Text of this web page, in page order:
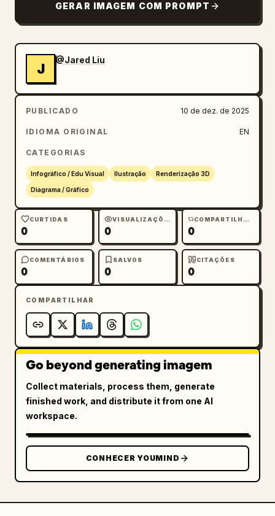
GERAR IMAGEM COM PROMPT
J
@Jared Liu
PUBLICADO 10 de dez. de 2025
IDIOMA ORIGINAL EN
CATEGORIAS
Infográfico / Edu Visual Ilustração Renderização 3D
Diagrama / Gráfico
CURTIDAS
0
VISUALIZAÇÕES
0
COMPARTILHAMENTOS
0
COMENTÁRIOS
0
SALVOS
0
CITAÇÕES
0
COMPARTILHAR
Go beyond generating imagem
Collect materials, process them, generate
finished work, and distribute it from one AI
workspace.
CONHECER YOUMIND